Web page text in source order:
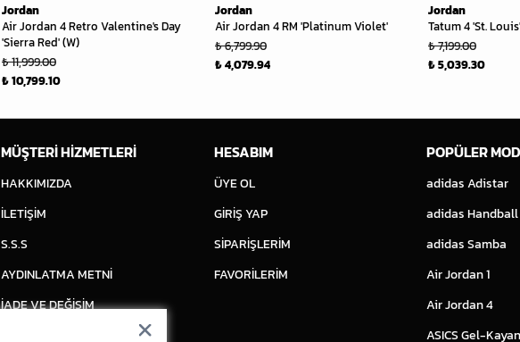
Jordan
Air Jordan 4 Retro Valentine's Day
'Sierra Red' (W)
₺ 11,999.00
₺ 10,799.10
Jordan
Air Jordan 4 RM 'Platinum Violet'
₺ 6,799.90
₺ 4,079.94
Jordan
Tatum 4 'St. Louis'
₺ 7,199.00
₺ 5,039.30
MÜŞTERİ HİZMETLERİ
HAKKIMIZDA
İLETİŞİM
S.S.S
AYDINLATMA METNİ
İADE VE DEĞİŞİM
HESABIM
ÜYE OL
GİRİŞ YAP
SİPARİŞLERİM
FAVORİLERİM
POPÜLER
adidas Adistar
adidas
adidas Samba
Air Jordan 1
Air Jordan 4
ASICS Gel-